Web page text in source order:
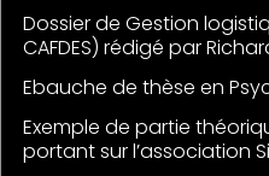
Dossier de Gestion
CAFDES) rédigé par
Ebauche de thèse en
Exemple de partie
portant sur l’association